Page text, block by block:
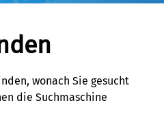
wonach Sie gesucht
die Suchmaschine